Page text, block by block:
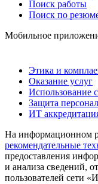
Поиск работы
Поиск по
Мобильное
Этика и
Оказание услуг
Использование
Защита
ИТ
На информационном
рекомендательные
предоставления
и анализа сведений,
пользователей сети